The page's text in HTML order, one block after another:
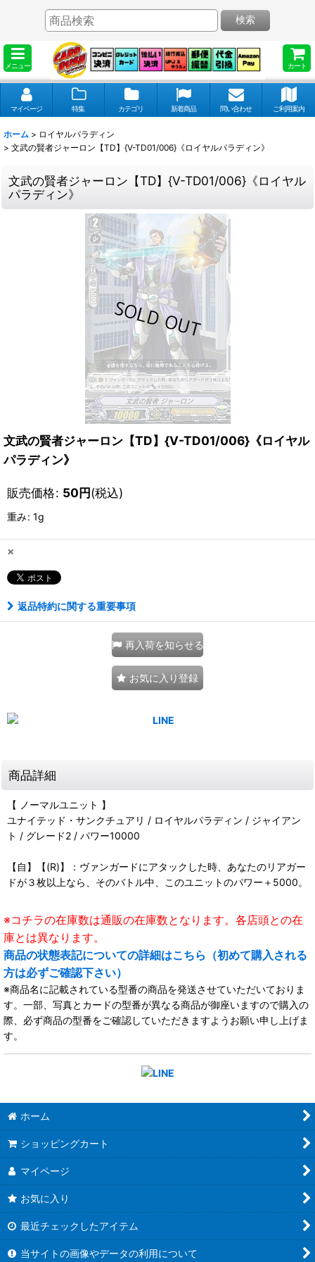
メニュー カート
検索
マイページ 特集 カテゴリ 新着商品 問い合わせ ご利用案内
ホーム > ロイヤルパラディン
> 文武の賢者ジャーロン【TD】{V-TD01/006}《ロイヤルパラディン》
文武の賢者ジャーロン【TD】{V-TD01/006}《ロイヤル
パラディン》
文武の賢者ジャーロン【TD】{V-TD01/006}《ロイヤル
パラディン》
販売価格: 50円(税込)
重み: 1g
×
返品特約に関する重要事項
再入荷を知らせる
お気に入り登録
商品詳細
【 ノーマルユニット 】
ユナイテッド・サンクチュアリ / ロイヤルパラディン / ジャイアン
ト / グレード2 / パワー10000
【自】【(R)】：ヴァンガードにアタックした時、あなたのリアガー
ドが３枚以上なら、そのバトル中、このユニットのパワー＋5000。
※コチラの在庫数は通販の在庫数となります。各店頭との在
庫とは異なります。
商品の状態表記についての詳細はこちら（初めて購入される
方は必ずご確認下さい）
※商品名に記載されている型番の商品を発送させていただいておりま
す。一部、写真とカードの型番が異なる商品が御座いますので購入の
際、必ず商品の型番をご確認していただきますようお願い申し上げま
す。
ホーム
ショッピングカート
マイページ
お気に入り
最近チェックしたアイテム
当サイトの画像やデータの利用について